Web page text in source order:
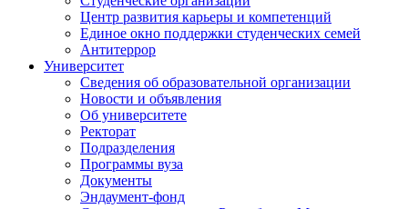
Центр развития карьеры и компетенций
Единое окно поддержки студенческих семей
Антитеррор
Университет
Сведения об образовательной организации
Новости и объявления
Об университете
Ректорат
Подразделения
Программы вуза
Документы
Эндаумент-фонд